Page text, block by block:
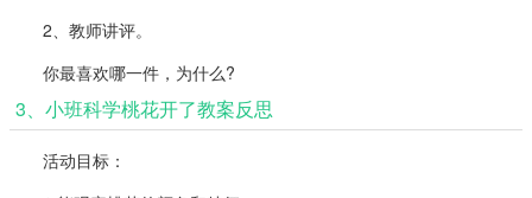
2、教师讲评。
你最喜欢哪一件，为什么?
3、小班科学桃花开了教案反思
活动目标：